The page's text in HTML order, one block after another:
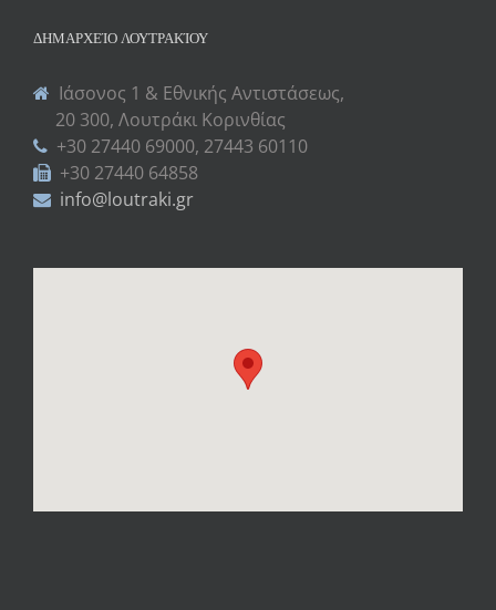
ΔΗΜΑΡΧΕΊΟ ΛΟΥΤΡΑΚΊΟΥ
Ιάσονος 1 & Εθνικής Αντιστάσεως,
20 300, Λουτράκι Κορινθίας
+30 27440 69000, 27443 60110
+30 27440 64858
info@loutraki.gr